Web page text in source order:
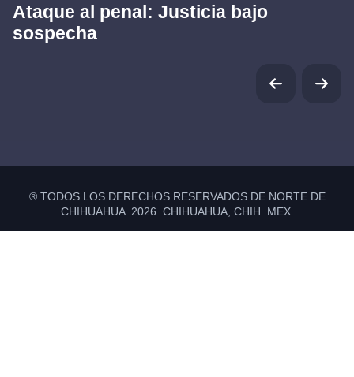
Ataque al penal: Justicia bajo
sospecha
® TODOS LOS DERECHOS RESERVADOS DE NORTE DE
CHIHUAHUA 2026 CHIHUAHUA, CHIH. MEX.